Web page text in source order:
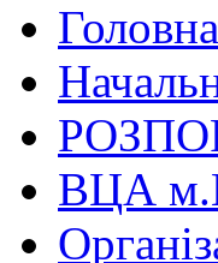
Головна
ВЦА